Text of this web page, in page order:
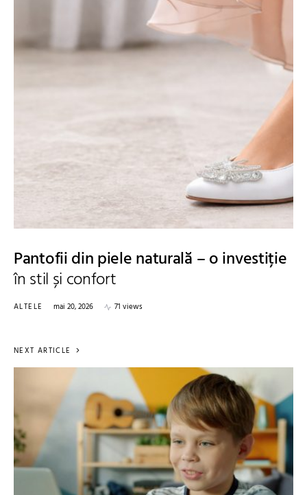
Pantofii din piele naturală – o investiție
în stil și confort
ALTELE mai 20, 2026 71 views
NEXT ARTICLE